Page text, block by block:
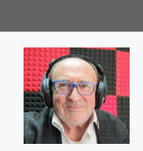
al
contenuto